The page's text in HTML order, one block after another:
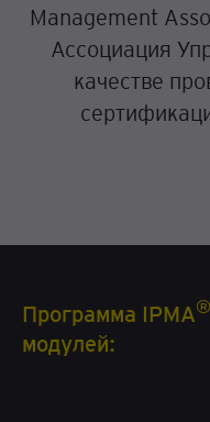
Management
Ассоциация
качестве
Программа IPMA®
модулей: